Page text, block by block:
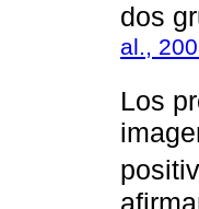
dos
al.,
Los